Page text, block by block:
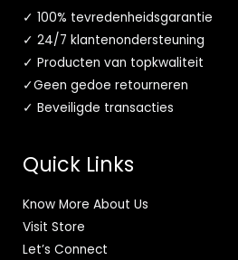
✓ 100% tevredenheidsgarantie
✓ 24/7 klantenondersteuning
✓ Producten van topkwaliteit
✓Geen gedoe retourneren
✓ Beveiligde transacties
Quick Links
Know More About Us
Visit Store
Let’s Connect